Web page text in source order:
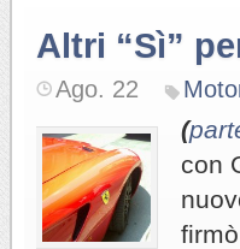
Altri “Sì”
Ago. 22
(
con